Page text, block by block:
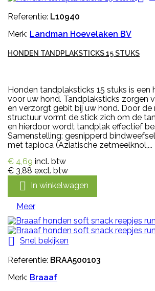
Referentie: L10940
Merk: Landman Hoevelaken BV
HONDEN TANDPLAKSTICKS 15 STUKS
Honden tandplaksticks 15 stuks is een
voor uw hond. Tandplaksticks zorgen
en verzorgt gebit bij uw hond. Door de
structuur vormt de stick zich om de
en hierdoor wordt tandplak effectief
Samenstelling: gesnipperd
met tapioca (Aziatische zetmeelknol,...
€ 4,69 incl. btw
€ 3,88 excl. btw
 In winkelwagen
Meer

Snel bekijken
Referentie: BRAA500103
Merk: Braaaf